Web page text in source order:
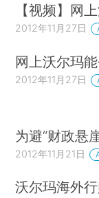
【视频】网
2012年11月27日
网上沃尔玛
2012年11月27日
为避“财政悬
2012年11月21日
沃尔玛海外